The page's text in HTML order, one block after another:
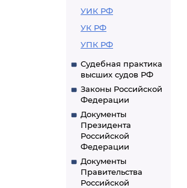
УИК РФ
УК РФ
УПК РФ
Судебная практика
высших судов РФ
Законы Российской
Федерации
Документы
Президента
Российской
Федерации
Документы
Правительства
Российской